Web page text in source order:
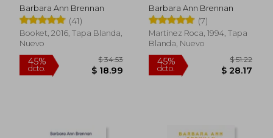
Barbara Ann Brennan
(41)
Booket, 2016, Tapa Blanda,
Nuevo
Barbara Ann Brennan
(7)
Martínez Roca, 1994, Tapa
Blanda, Nuevo